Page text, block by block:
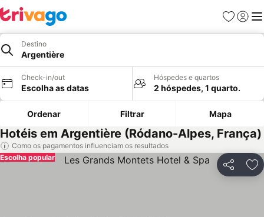
Favoritos
Iniciar
Destino
Argentière
Check-in/out
Escolha as datas
Hóspedes e quartos
2 hóspedes, 1 quarto.
Ordenar Filtrar Mapa
Hotéis em Argentière (Ródano-Alpes, França)
Como os pagamentos influenciam os resultados
Partilhar
Escolha popular